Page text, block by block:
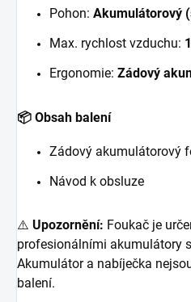
Pohon: Akumulátorový
Max. rychlost vzduchu:
Ergonomie: Zádový
📦 Obsah balení
Zádový akumulátorový
Návod k obsluze
⚠️ Upozornění: Foukač je
profesionálními akumulátory
Akumulátor a nabíječka
balení.